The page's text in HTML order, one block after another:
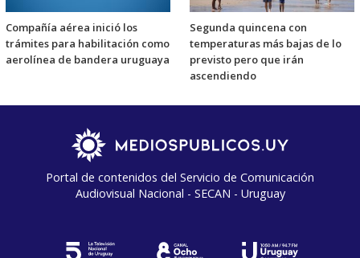
Compañía aérea inició los
trámites para habilitación como
aerolínea de bandera uruguaya
Segunda quincena con
temperaturas más bajas de lo
previsto pero que irán
ascendiendo
Portal de contenidos del Servicio de Comunicación
Audiovisual Nacional - SECAN - Uruguay